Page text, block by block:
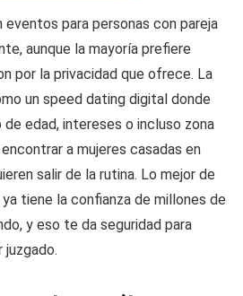
eventos para personas con pareja
aunque la mayoría prefiere
por la privacidad que ofrece. La
un speed dating digital donde
edad, intereses o incluso zona
a mujeres casadas en
salir de la rutina. Lo mejor de
tiene la confianza de millones de
y eso te da seguridad para
juzgado.